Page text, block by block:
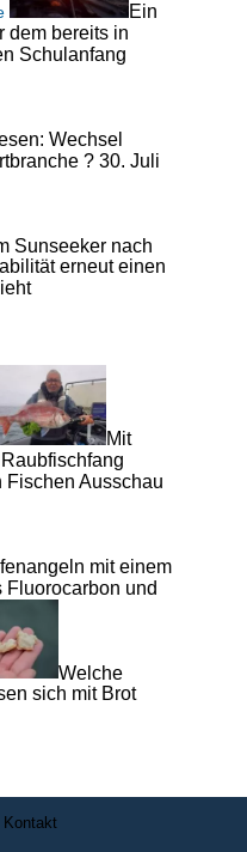
Ein
dem bereits in
Schulanfang
Wechsel
? 30. Juli
Sunseeker nach
erneut einen
Mit
Ausschau
mit einem
Fluorocarbon und
Welche
sich mit Brot
Kontakt